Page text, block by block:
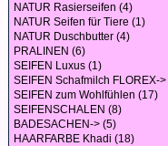
NATUR Rasierseifen (4)
NATUR Seifen für Tiere (1)
NATUR Duschbutter (4)
PRALINEN (6)
SEIFEN Luxus (1)
SEIFEN Schafmilch FLOREX-
SEIFEN zum Wohlfühlen (17)
SEIFENSCHALEN (8)
BADESACHEN-> (5)
HAARFARBE Khadi (18)